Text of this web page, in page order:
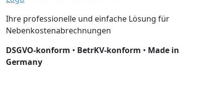
Ihre professionelle und einfache Lösung für
Nebenkostenabrechnungen
DSGVO-konform • BetrKV-konform • Made in
Germany